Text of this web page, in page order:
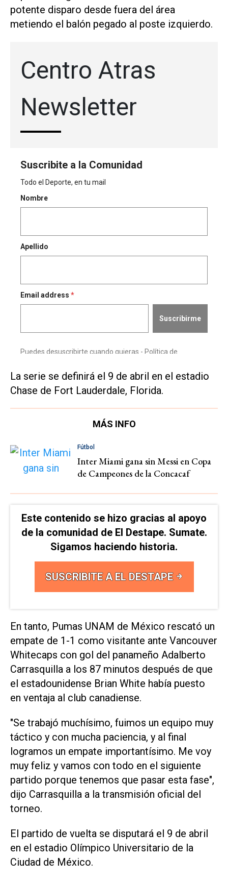
potente disparo desde fuera del área
metiendo el balón pegado al poste izquierdo.
La serie se definirá el 9 de abril en el estadio
Chase de Fort Lauderdale, Florida.
MÁS INFO
Fútbol
Inter Miami gana sin Messi en Copa
de Campeones de la Concacaf
Este contenido se hizo gracias al apoyo
de la comunidad de El Destape. Sumate.
Sigamos haciendo historia.
SUSCRIBITE A EL DESTAPE
En tanto, Pumas UNAM de México rescató un
empate de 1-1 como visitante ante Vancouver
Whitecaps con gol del panameño Adalberto
Carrasquilla a los 87 minutos después de que
el estadounidense Brian White había puesto
en ventaja al club canadiense.
"Se trabajó muchísimo, fuimos un equipo muy
táctico y con mucha paciencia, y al final
logramos un empate importantísimo. Me voy
muy feliz y vamos con todo en el siguiente
partido porque tenemos que pasar esta fase",
dijo Carrasquilla a la transmisión oficial del
torneo.
El partido de vuelta se disputará el 9 de abril
en el estadio Olímpico Universitario de la
Ciudad de México.